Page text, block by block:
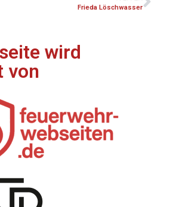
Frieda Löschwasser
wird
von